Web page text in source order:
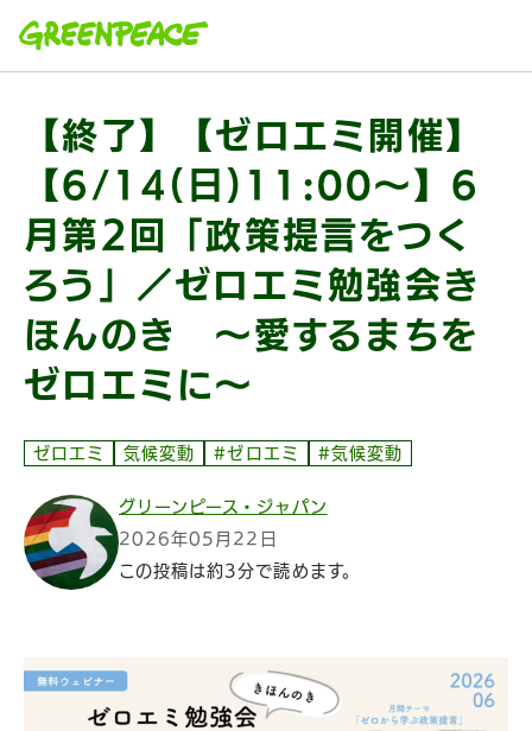
【終了】【ゼロエミ開催】
【6/14(日)11:00〜】6
月第2回「政策提言をつく
ろう」／ゼロエミ勉強会き
ほんのき 〜愛するまちを
ゼロエミに〜
ゼロエミ 気候変動 #ゼロエミ #気候変動
グリーンピース・ジャパン
2026年05月22日
この投稿は約3分で読めます。